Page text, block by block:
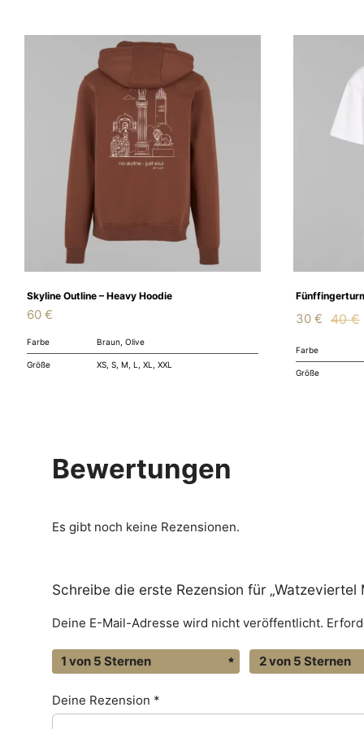
Skyline Outline – Heavy Hoodie
60 €
Farbe Braun, Olive
Größe XS, S, M, L, XL, XXL
40€
30 €
Farbe
Größe
Bewertungen
Es gibt noch keine Rezensionen.
Schreibe die erste Rezension für „Watzeviertel
Deine E-Mail-Adresse wird nicht veröffentlicht.
1 von 5 Sternen 2 von 5 Sternen
Deine Rezension *